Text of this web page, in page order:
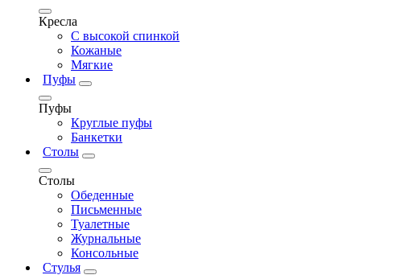
Кресла
С высокой спинкой
Кожаные
Мягкие
Пуфы
Пуфы
Круглые пуфы
Банкетки
Столы
Столы
Обеденные
Письменные
Туалетные
Журнальные
Консольные
Стулья